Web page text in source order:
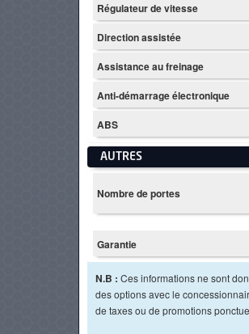
Régulateur de vitesse
Direction assistée
Assistance au freinage
Anti-démarrage électronique
ABS
AUTRES
Nombre de portes
Garantie
N.B : Ces informations ne sont
des options avec le
de taxes ou de promotions